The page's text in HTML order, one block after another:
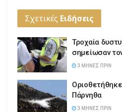
Σχετικές Ειδήσεις
Τροχαία
σημείωσαν
3 ΜΉΝΕΣ ΠΡΙΝ
Πάρνηθα
3 ΜΉΝΕΣ ΠΡΙΝ